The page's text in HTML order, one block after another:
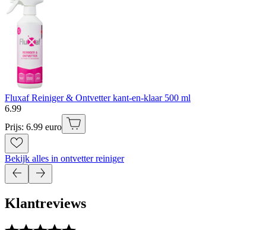
Fluxaf Reiniger & Ontvetter kant-en-klaar 500 ml
6.99
Prijs: 6.99 euro
Bekijk alles in ontvetter reiniger
Klantreviews